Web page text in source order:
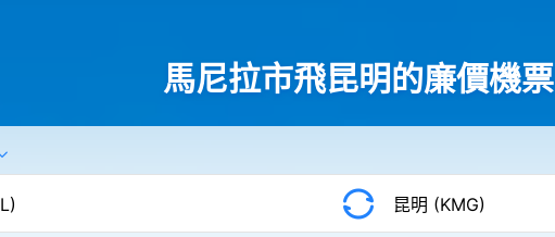
馬尼拉市飛昆明的廉價機票